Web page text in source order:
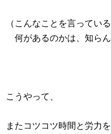
（こんなことを言ってい
何があるのかは、知らん
こうやって、
またコツコツ時間と労力